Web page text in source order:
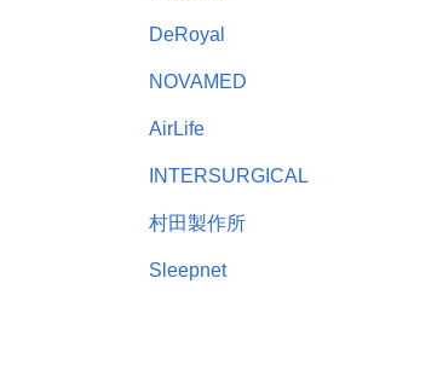
DeRoyal
NOVAMED
AirLife
INTERSURGICAL
村田製作所
Sleepnet